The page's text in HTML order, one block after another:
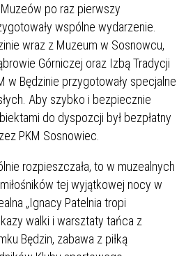
po raz pierwszy
wspólne wydarzenie.
wraz z Muzeum w Sosnowcu,
Górniczej oraz Izbą Tradycji
w Będzinie przygotowały specjalne
Aby szybko i bezpiecznie
do dyspozcji był bezpłatny
PKM Sosnowiec.
rozpieszczała, to w muzealnych
tej wyjątkowej nocy w
„Ignacy Patelnia tropi
walki i warsztaty tańca z
Będzin, zabawa z piłką